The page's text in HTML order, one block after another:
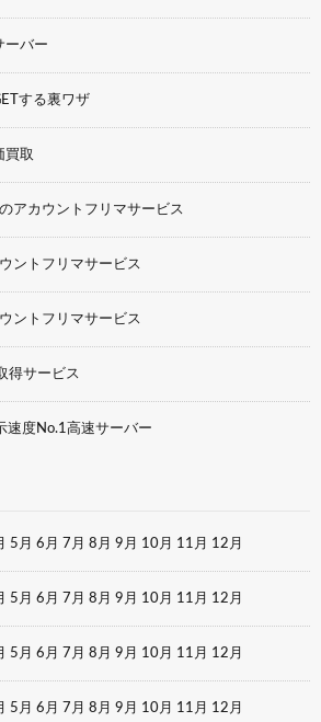
ーバー
する裏ワザ
買取
アカウントフリマサービス
ントフリマサービス
ントフリマサービス
得サービス
速度No.1高速サーバー
5月 6月 7月 8月 9月 10月 11月 12月
5月 6月 7月 8月 9月 10月 11月 12月
5月 6月 7月 8月 9月 10月 11月 12月
5月 6月 7月 8月 9月 10月 11月 12月